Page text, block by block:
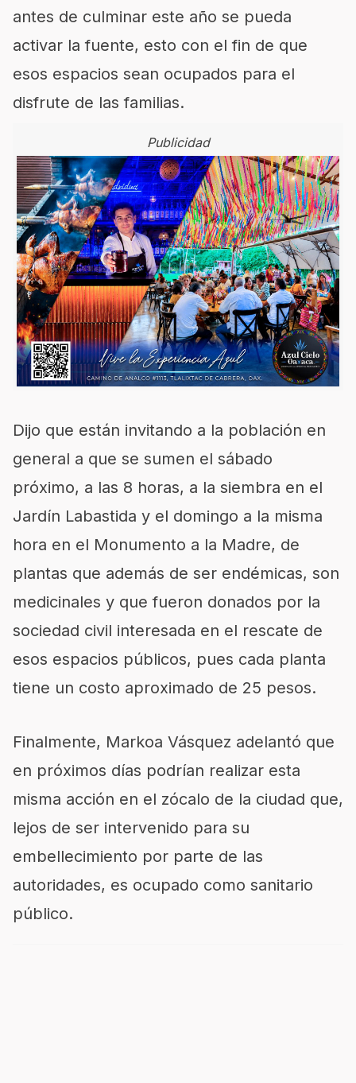
antes de culminar este año se pueda
activar la fuente, esto con el fin de que
esos espacios sean ocupados para el
disfrute de las familias.
Publicidad
Dijo que están invitando a la población en
general a que se sumen el sábado
próximo, a las 8 horas, a la siembra en el
Jardín Labastida y el domingo a la misma
hora en el Monumento a la Madre, de
plantas que además de ser endémicas, son
medicinales y que fueron donados por la
sociedad civil interesada en el rescate de
esos espacios públicos, pues cada planta
tiene un costo aproximado de 25 pesos.
Finalmente, Markoa Vásquez adelantó que
en próximos días podrían realizar esta
misma acción en el zócalo de la ciudad que,
lejos de ser intervenido para su
embellecimiento por parte de las
autoridades, es ocupado como sanitario
público.